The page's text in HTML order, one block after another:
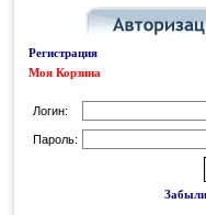
Регистрация
Моя Корзина
Логин:
Пароль: